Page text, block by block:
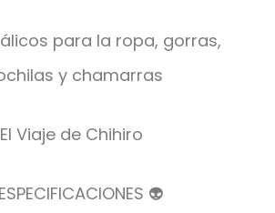
para la ropa, gorras,
y chamarras
El Viaje de Chihiro
👽